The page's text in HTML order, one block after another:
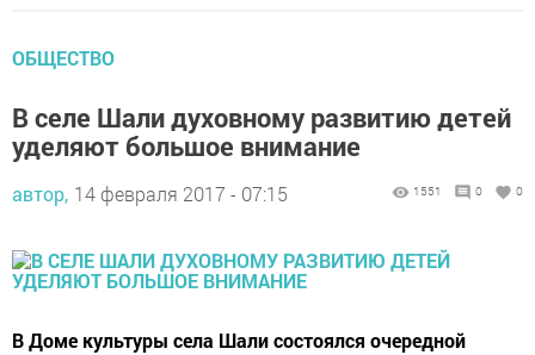
ОБЩЕСТВО
В селе Шали духовному развитию детей
уделяют большое внимание
автор, 14 февраля 2017 - 07:15 1551 0 0
В Доме культуры села Шали состоялся очередной